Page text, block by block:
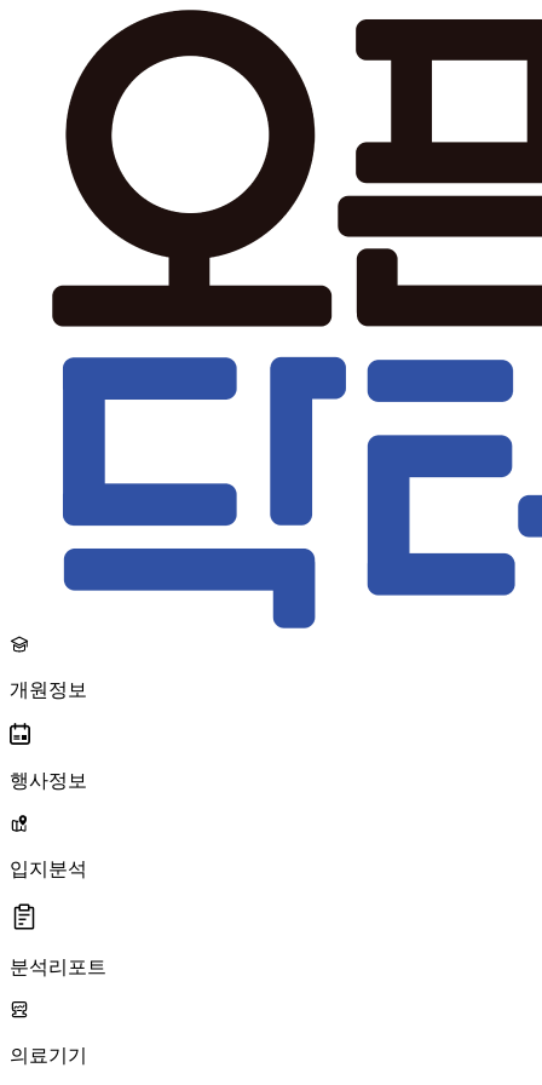
개원정보
행사정보
입지분석
분석리포트
의료기기